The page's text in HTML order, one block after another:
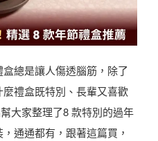
總是讓人傷透腦筋，除了
禮盒既特別、長輩又喜歡
大家整理了8 款特別的過年
通通都有，跟著這篇買，